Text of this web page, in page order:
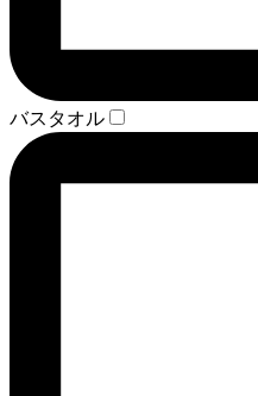
バスタオル